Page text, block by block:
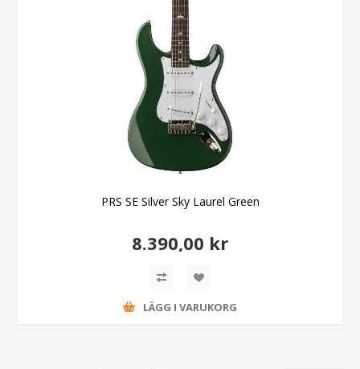
PRS SE Silver Sky Laurel Green
8.390,00 kr
LÄGG I VARUKORG